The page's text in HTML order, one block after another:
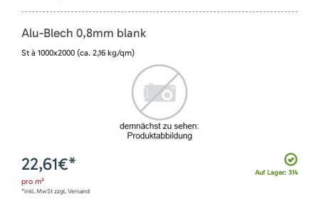
Alu-Blech 0,8mm blank
St à 1000x2000 (ca. 2,16 kg/qm)
Auf Lager: 314
22,61€*
pro m²
*inkl. MwSt zzgl. Versand